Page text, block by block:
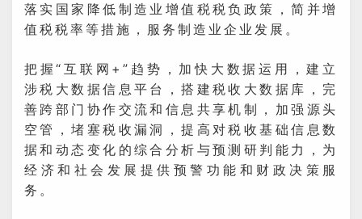
落实国家降低制造业增值税税负政策，简并增
值税税率等措施，服务制造业企业发展。
把握“互联网+”趋势，加快大数据运用，建立
涉税大数据信息平台，搭建税收大数据库，完
善跨部门协作交流和信息共享机制，加强源头
空管，堵塞税收漏洞，提高对税收基础信息数
据和动态变化的综合分析与预测研判能力，为
经济和社会发展提供预警功能和财政决策服
务。